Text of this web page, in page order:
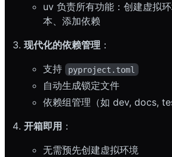
uv 负责所有功能：创建虚拟
本、添加依赖
现代化的依赖管理 ：
支持
pyproject.toml
自动生成锁定文件
依赖组管理（如 dev, docs,
开箱即用 ：
无需预先创建虚拟环境